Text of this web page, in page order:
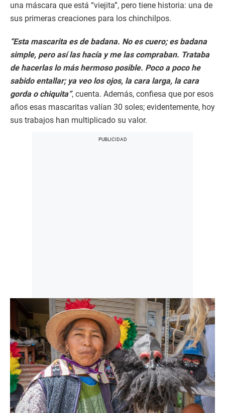
una máscara que está “viejita”, pero tiene historia: una de
sus primeras creaciones para los chinchilpos.
“Esta mascarita es de badana. No es cuero; es badana
simple, pero así las hacía y me las compraban. Trataba
de hacerlas lo más hermoso posible. Poco a poco he
sabido entallar; ya veo los ojos, la cara larga, la cara
gorda o chiquita”, cuenta. Además, confiesa que por esos
años esas mascaritas valían 30 soles; evidentemente, hoy
sus trabajos han multiplicado su valor.